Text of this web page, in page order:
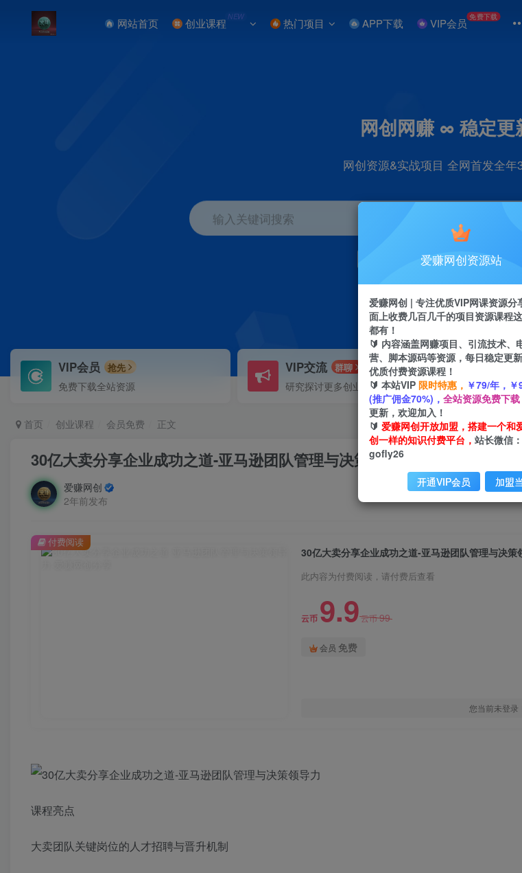
网站首页 创业课程 NEW 热门项目 APP下载 VIP会员 免费下载
网创网赚 ∞ 稳定更
网创资源&实战项目 全网首发全年
输入关键词搜索
直播 剪辑 小红书
VIP会员 抢先
免费下载全站资源
VIP交流 群聊
研究探讨更多创业项目路子。
首页 创业课程 会员免费 正文
30亿大卖分享企业成功之道-亚马逊团队管理与决策领导力
爱赚网创
2年前发布
30亿大卖分享企业成功之道-亚马逊团队管理与决策
此内容为付费阅读，请付费后查看
云币 9.9云币99
会员 免费
您当前未登录
付费阅读
课程亮点
大卖团队关键岗位的人才招聘与晋升机制
爱赚网创资源站
爱赚网创 | 专注优质VIP网课资源分
面上收费几百几千的项目资源课程
都有！
🔰 内容涵盖网赚项目、引流技术、
营、脚本源码等资源，每日稳定更
优质付费资源课程！
🔰 本站VIP 限时特惠， ￥79/年，￥
(推广佣金70%)， 全站资源免费下载
更新，欢迎加入！
🔰 爱赚网创开放加盟，搭建一个和
创一样的知识付费平台， 站长微信：
gofly26
开通VIP会员 加盟